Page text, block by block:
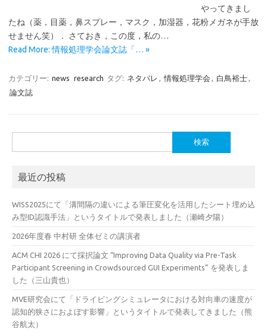
やってきまし
たね（薬，目薬，鼻スプレー，マスク，加湿器，花粉メガネが手放
せません笑）． さておき，この度，私の…
Read More: 情報処理学会論文誌「… »
カテゴリー: news research タグ: ネタバレ , 情報処理学会 , 白鳥裕士,
論文誌
索:
最近の投稿
WISS2025にて「溝間隔の違いによる筆圧変化を活用したシート埋め込
み型ID認識手法」というタイトルで発表しました（瀬崎夕陽）
2026年度春 中村研 全体ゼミの講演者
ACM CHI 2026 にて採択論文 “Improving Data Quality via Pre-Task
Participant Screening in Crowdsourced GUI Experiments” を発表しま
した（三山貴也）
MVE研究会にて「ドライビングシミュレータにおける対向車の速度が
認知的狭さにおよぼす影響」というタイトルで発表してきました（熊
谷航太）